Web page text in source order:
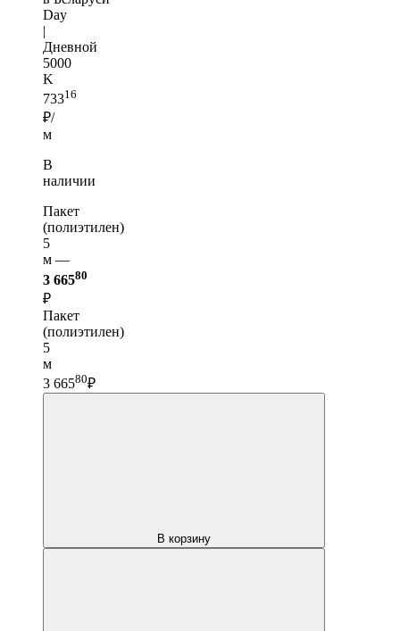
Day
|
Дневной
5000
K
73316
₽/
м
В
наличии
Пакет
(полиэтилен)
5
м —
3 66580
₽
Пакет
(полиэтилен)
5
м
3 66580₽
В корзину